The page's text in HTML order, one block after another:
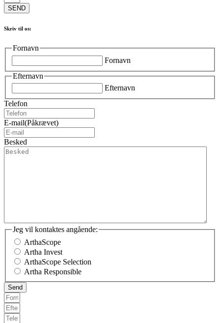
SEND
Skriv til os:
Fornavn
Fornavn
Efternavn
Efternavn
Telefon
E-mail(Påkrævet)
Besked
Jeg vil kontaktes angående:
ArthaScope
Artha Invest
ArthaScope Selection
Artha Responsible